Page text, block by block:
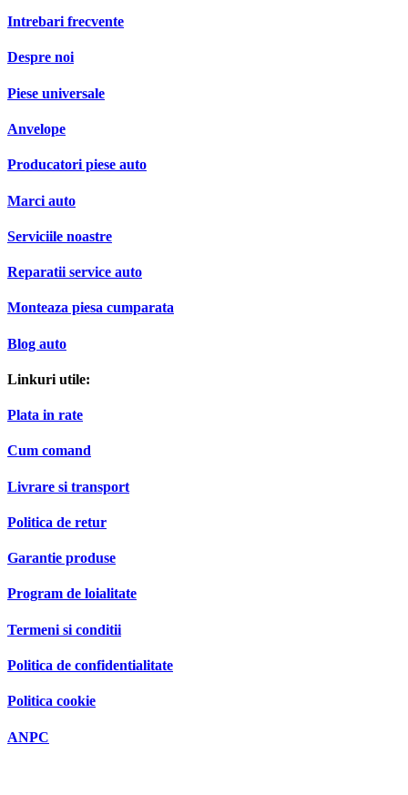
Intrebari frecvente
Despre noi
Piese universale
Anvelope
Producatori piese auto
Marci auto
Serviciile noastre
Reparatii service auto
Monteaza piesa cumparata
Blog auto
Linkuri utile:
Plata in rate
Cum comand
Livrare si transport
Politica de retur
Garantie produse
Program de loialitate
Termeni si conditii
Politica de confidentialitate
Politica cookie
ANPC